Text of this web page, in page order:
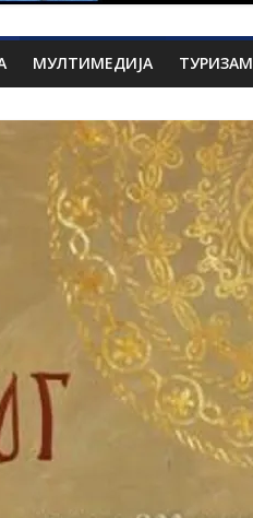
МУЛТИМЕДИЈА ТУРИЗАМ